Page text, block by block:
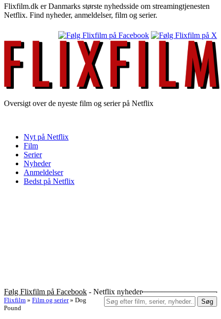
Flixfilm.dk er Danmarks største nyhedsside om streamingtjenesten
Netflix. Find nyheder, anmeldelser, film og serier.
Oversigt over de nyeste film og serier på Netflix
Nyt på Netflix
Film
Serier
Nyheder
Anmeldelser
Bedst på Netflix
Følg Flixfilm på Facebook - Netflix nyheder
Søg
Flixfilm » Film og serier » Dog
Pound